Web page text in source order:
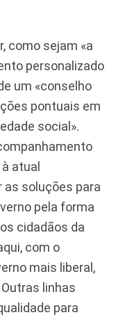
como sejam «a
personalizado
um «conselho
pontuais em
social».
atual
as soluções para
pela forma
cidadãos da
com o
mais liberal,
linhas
para